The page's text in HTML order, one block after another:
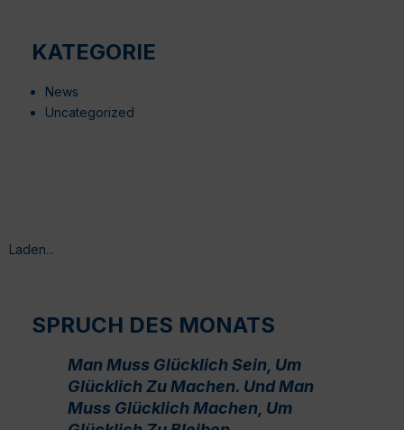
KATEGORIE
News
Uncategorized
Laden...
SPRUCH DES MONATS
Man Muss Glücklich Sein, Um
Glücklich Zu Machen. Und Man
Muss Glücklich Machen, Um